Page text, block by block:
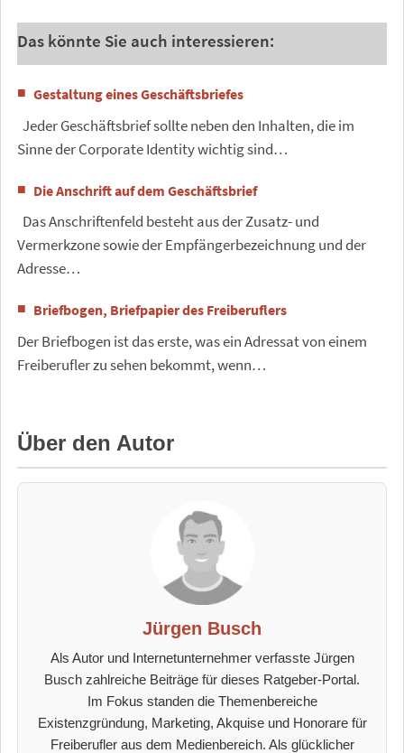
Das könnte Sie auch interessieren:
Gestaltung eines Geschäftsbriefes
Jeder Geschäftsbrief sollte neben den Inhalten, die im
Sinne der Corporate Identity wichtig sind…
Die Anschrift auf dem Geschäftsbrief
Das Anschriftenfeld besteht aus der Zusatz- und
Vermerkzone sowie der Empfängerbezeichnung und der
Adresse…
Briefbogen, Briefpapier des Freiberuflers
Der Briefbogen ist das erste, was ein Adressat von einem
Freiberufler zu sehen bekommt, wenn…
Über den Autor
Jürgen Busch
Als Autor und Internetunternehmer verfasste Jürgen
Busch zahlreiche Beiträge für dieses Ratgeber-Portal.
Im Fokus standen die Themenbereiche
Existenzgründung, Marketing, Akquise und Honorare für
Freiberufler aus dem Medienbereich. Als glücklicher